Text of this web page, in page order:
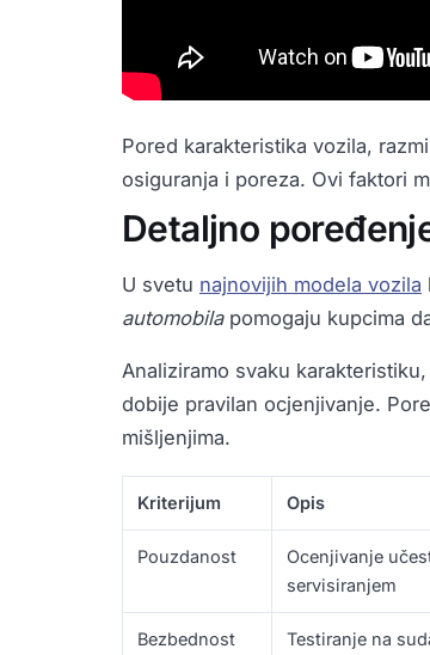
Pored karakteristika vozila,
osiguranja i poreza. Ovi faktori
Detaljno
U svetu najnovijih modela vozila
automobilapomogaju kupcima
Analiziramo svaku
dobije pravilan ocjenjivanje.
mišljenjima.
Kriterijum Opis
Pouzdanost
Ocenjivanje
servisiranjem
Bezbednost
Testiranje na